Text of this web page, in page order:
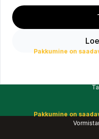
Pakkumine on
Pakkumine on